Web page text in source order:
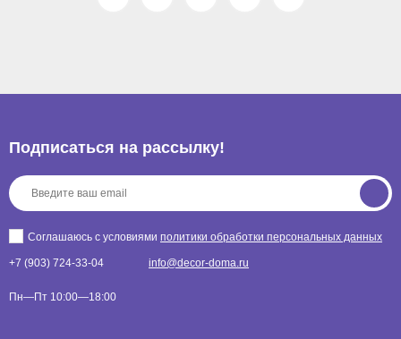
Подписаться на рассылкy!
Соглашаюсь с условиями политики обработки персональных данных
+7 (903) 724-33-04 info@decor-doma.ru
Пн—Пт 10:00—18:00